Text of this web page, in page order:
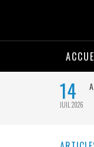
14
JUIL 2026